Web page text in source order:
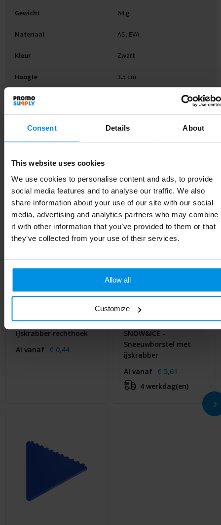
Consent Details About
This website uses cookies
We use cookies to personalise content and ads, to provide
social media features and to analyse our traffic. We also
share information about your use of our site with our social
media, advertising and analytics partners who may combine
it with other information that you’ve provided to them or that
they’ve collected from your use of their services.
Allow all
Customize
Gewicht 64 g
Materiaal AS, EVA
Kleur Zwart
Hoogte 3.5 cm
Breedte
IJskrabber rechthoek
Al vanaf € 0,44
SNOW&ICE -
Sneeuwborstel met
ijskrabber
Al vanaf € 5,61
4 werkdag(en)